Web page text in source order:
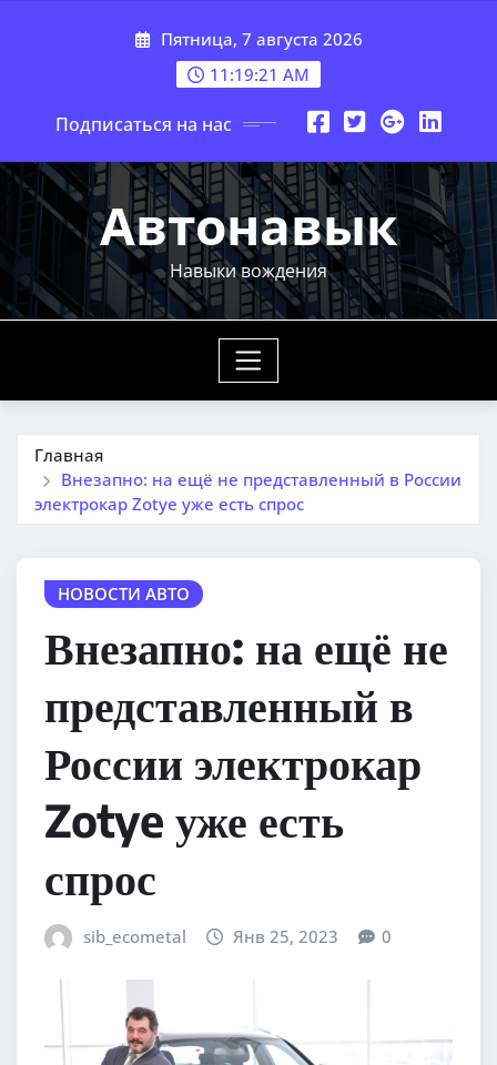
Пятница, 7 августа 2026
11:19:22 AM
Подписаться на нас
Автонавык
Навыки вождения
Главная
Внезапно: на ещё не представленный в России
электрокар Zotye уже есть спрос
НОВОСТИ АВТО
Внезапно: на ещё не
представленный в
России электрокар
Zotye уже есть
спрос
sib_ecometal Янв 25, 2023 0